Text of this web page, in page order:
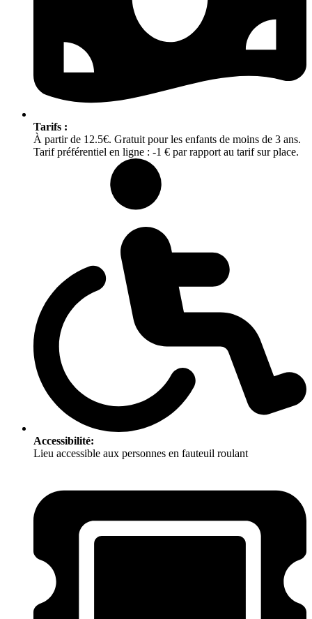
Tarifs :
À partir de 12.5€. Gratuit pour les enfants de moins de 3 ans.
Tarif préférentiel en ligne : -1 € par rapport au tarif sur place.
Accessibilité:
Lieu accessible aux personnes en fauteuil roulant